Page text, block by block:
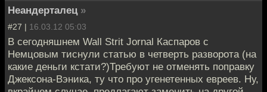
Неандерталец »
#27 | 16.03.12 05:03
В сегодняшнем Wall Strit Jornal Каспаров с
Немцовым тиснули статью в четверть разворота (на
какие деньги кстати?)Требуют не отменять поправку
Джексона-Вэника, ту что про угенетенных евреев. Ну,